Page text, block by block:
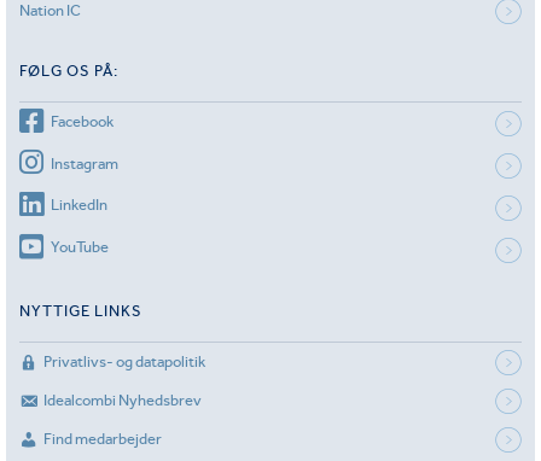
Nation IC
FØLG OS PÅ:
Facebook
Instagram
LinkedIn
YouTube
NYTTIGE LINKS
Privatlivs- og datapolitik
Idealcombi Nyhedsbrev
Find medarbejder